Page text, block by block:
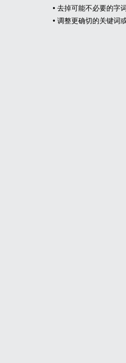
• 去掉可能不必要的字
• 调整更确切的关键词